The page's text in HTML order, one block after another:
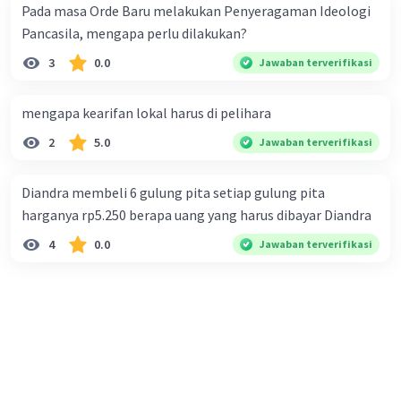
Pada masa Orde Baru melakukan Penyeragaman Ideologi
Pancasila, mengapa perlu dilakukan?
3 0.0 Jawaban terverifikasi
mengapa kearifan lokal harus di pelihara
2 5.0 Jawaban terverifikasi
Diandra membeli 6 gulung pita setiap gulung pita
harganya rp5.250 berapa uang yang harus dibayar Diandra
4 0.0 Jawaban terverifikasi